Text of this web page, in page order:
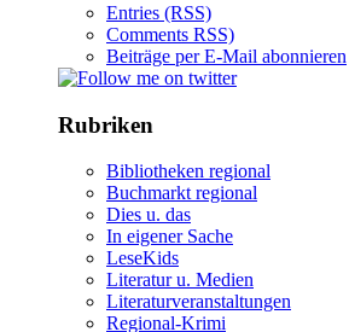
Entries (RSS)
Comments RSS)
Beiträge per E-Mail abonnieren
Rubriken
Bibliotheken regional
Buchmarkt regional
Dies u. das
In eigener Sache
LeseKids
Literatur u. Medien
Literaturveranstaltungen
Regional-Krimi